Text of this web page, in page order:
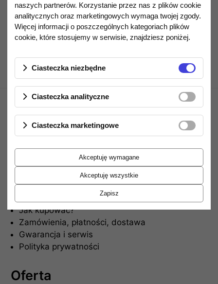
Opis produktu
Informacje
Jak kupować?
Zamówienia, płatności, dostawa
Gwarancja i serwis
Polityka prywatności
Oferta
naszych partnerów. Korzystanie przez nas z plików cookie
analitycznych oraz marketingowych wymaga twojej zgody.
Więcej informacji o poszczególnych kategoriach plików
cookie, które stosujemy w serwisie, znajdziesz poniżej.
Ciasteczka niezbędne
Ciasteczka analityczne
Ciasteczka marketingowe
Akceptuję wymagane
Akceptuję wszystkie
Zapisz